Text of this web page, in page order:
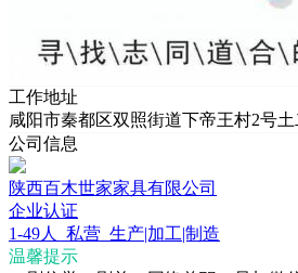
工作地址
咸阳市秦都区双照街道下帝王村2号
公司信息
陕西百木世家家具有限公司
企业认证
1-49人
私营 生产|加工|制造
温馨提示